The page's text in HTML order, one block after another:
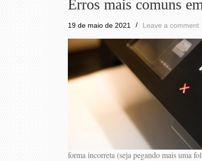
Erros mais comuns
19 de maio de 2021 Leave a comment
forma incorreta (seja pegando mais uma